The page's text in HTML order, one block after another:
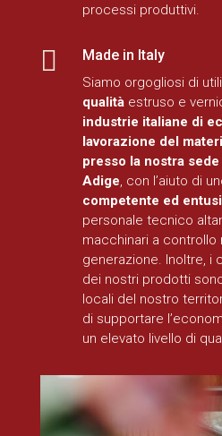
processi produttivi.
 Made in Italy
Siamo orgogliosi di
qualitàestruso e
industrie italiane di
lavorazione del
presso la nostra
Adige, con l’aiuto di
competente ed
personale tecnico
macchinari a controllo
generazione. Inoltre, i
dei nostri prodotti
locali del nostro
di supportare
un elevato livello di